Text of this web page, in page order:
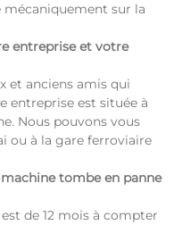
sur la
entreprise et votre
et anciens amis qui
entreprise est située à
Nous pouvons vous
ou à la gare ferroviaire
tombe en panne
de 12 mois à compter